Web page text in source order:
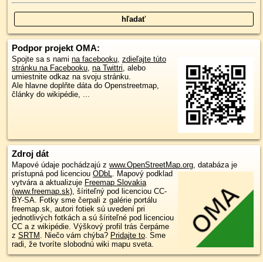
Podpor projekt OMA:
Spojte sa s nami na facebooku zdieľajte túto
stránku na Facebooku na Twittri , alebo
umiestnite odkaz na svoju stránku.
Ale hlavne doplňte dáta do Openstreetmap,
články do wikipédie, ...
Zdroj dát
Mapové údaje pochádzajú z www.OpenStreetMap.org, databáza je
prístupná pod licenciou ODbL. Mapový podklad
vytvára a aktualizuje Freemap Slovakia
(www.freemap.sk), šíriteľný pod licenciou CC-
BY-SA. Fotky sme čerpali z galérie portálu
freemap.sk, autori fotiek sú uvedení pri
jednotlivých fotkách a sú šíriteľné pod licenciou
CC a z wikipédie. Výškový profil trás čerpáme
z SRTM . Niečo vám chýba? Pridajte to. Sme
radi, že tvoríte slobodnú wiki mapu sveta.